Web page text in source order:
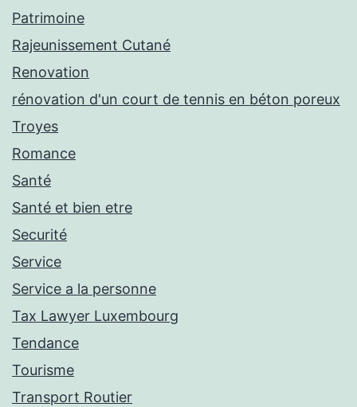
Patrimoine
Rajeunissement Cutané
Renovation
rénovation d'un court de tennis en béton poreux
Troyes
Romance
Santé
Santé et bien etre
Securité
Service
Service a la personne
Tax Lawyer Luxembourg
Tendance
Tourisme
Transport Routier